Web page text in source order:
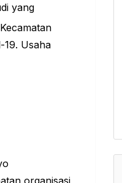
yang
19. Usaha
organisasi